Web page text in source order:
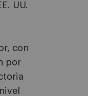
UU.
con
por